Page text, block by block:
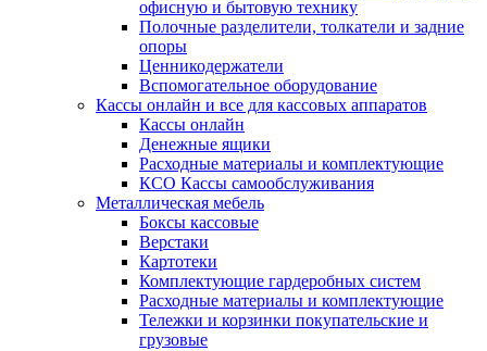
офисную и бытовую технику
Полочные разделители, толкатели и задние
опоры
Ценникодержатели
Вспомогательное оборудование
Кассы онлайн и все для кассовых аппаратов
Кассы онлайн
Денежные ящики
Расходные материалы и комплектующие
КСО Кассы самообслуживания
Металлическая мебель
Боксы кассовые
Верстаки
Картотеки
Комплектующие гардеробных систем
Расходные материалы и комплектующие
Тележки и корзинки покупательские и
грузовые